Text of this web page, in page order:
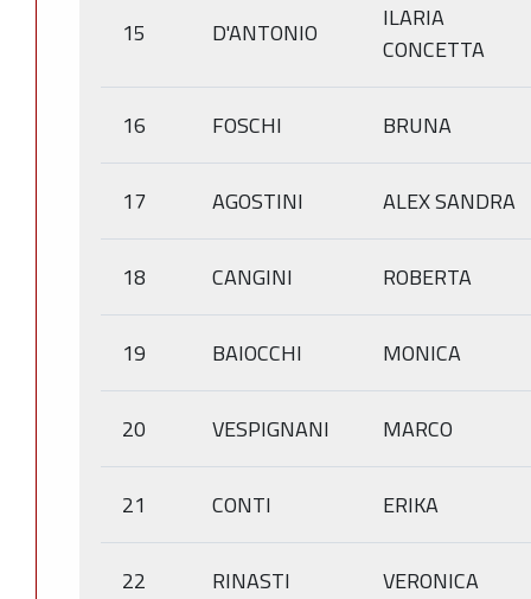
15 D'ANTONIO
ILARIA
CONCETTA
16 FOSCHI BRUNA
17 AGOSTINI ALEX SANDRA
18 CANGINI ROBERTA
19 BAIOCCHI MONICA
20 VESPIGNANI MARCO
21 CONTI ERIKA
22 RINASTI VERONICA